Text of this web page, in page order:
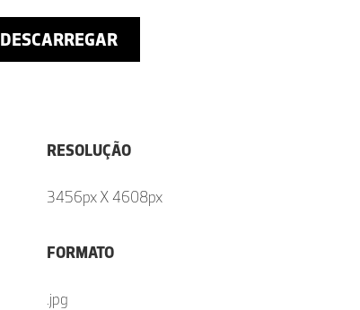
DESCARREGAR
RESOLUÇÃO
3456px X 4608px
FORMATO
.jpg